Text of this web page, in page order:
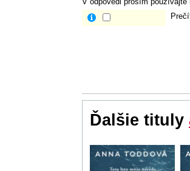
Ďalšie tituly